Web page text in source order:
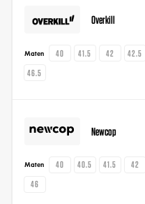
Overkill
Maten 40 41.5 42 42.5
46.5
Newcop
Maten 40 40.5 41.5 42
46